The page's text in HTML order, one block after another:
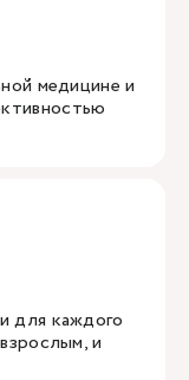
медицине и
для каждого
и